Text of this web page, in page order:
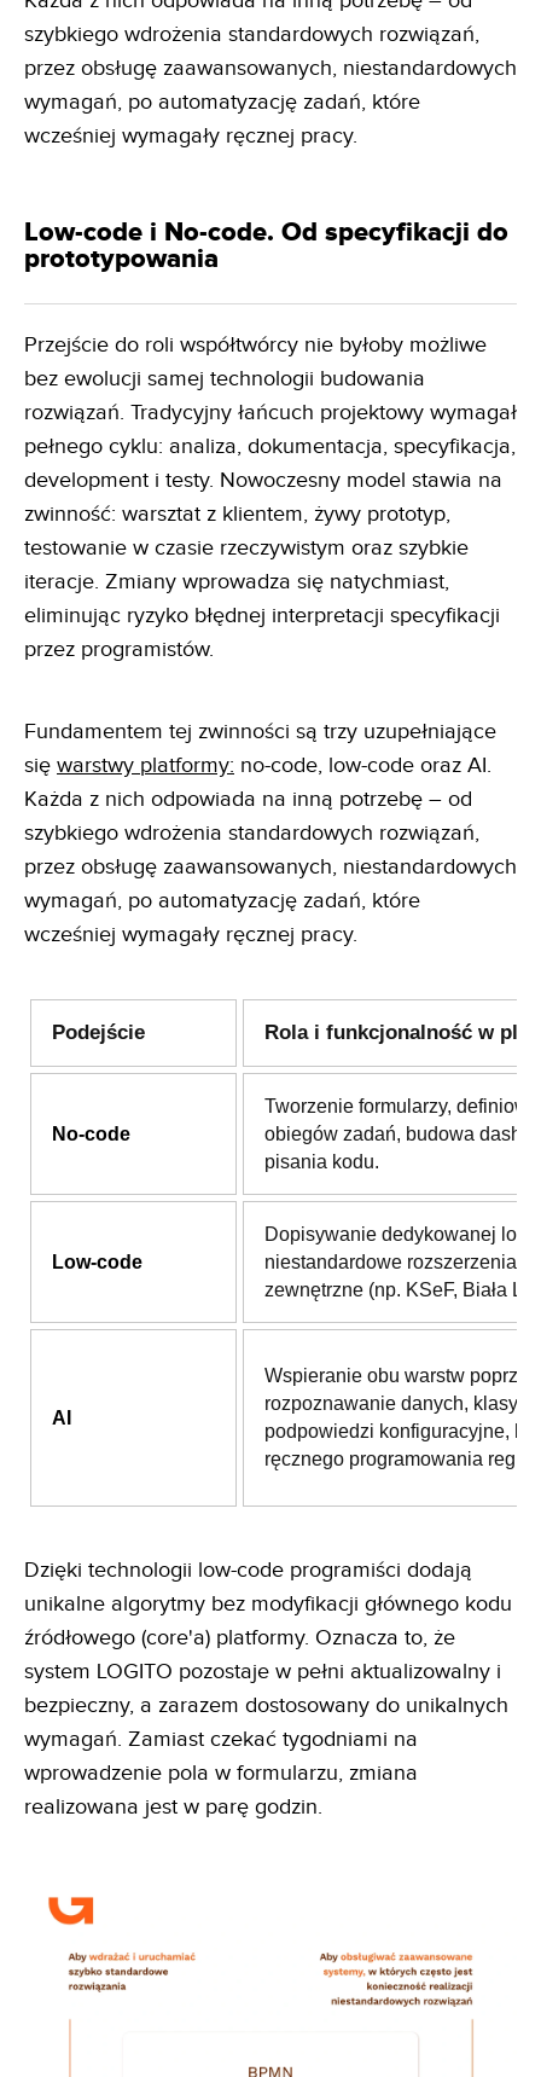
szybkiego wdrożenia standardowych rozwiązań,
przez obsługę zaawansowanych, niestandardowych
wymagań, po automatyzację zadań, które
wcześniej wymagały ręcznej pracy.
Low-code i No-code. Od specyfikacji do
prototypowania
Przejście do roli współtwórcy nie byłoby możliwe
bez ewolucji samej technologii budowania
rozwiązań. Tradycyjny łańcuch projektowy wymagał
pełnego cyklu: analiza, dokumentacja, specyfikacja,
development i testy. Nowoczesny model stawia na
zwinność: warsztat z klientem, żywy prototyp,
testowanie w czasie rzeczywistym oraz szybkie
iteracje. Zmiany wprowadza się natychmiast,
eliminując ryzyko błędnej interpretacji specyfikacji
przez programistów.
Fundamentem tej zwinności są trzy uzupełniające
się warstwy platformy: no-code, low-code oraz AI.
Każda z nich odpowiada na inną potrzebę – od
szybkiego wdrożenia standardowych rozwiązań,
przez obsługę zaawansowanych, niestandardowych
wymagań, po automatyzację zadań, które
wcześniej wymagały ręcznej pracy.
Podejście Rola i funkcjonalność w
No-code
Tworzenie formularzy,
obiegów zadań, budowa
pisania kodu.
Low-code
Dopisywanie dedykowanej
niestandardowe rozszerzenia i
zewnętrzne (np. KSeF, Biała
AI
Wspieranie obu warstw
rozpoznawanie danych,
podpowiedzi konfiguracyjne,
ręcznego programowania reguł.
Dzięki technologii low-code programiści dodają
unikalne algorytmy bez modyfikacji głównego kodu
źródłowego (core'a) platformy. Oznacza to, że
system LOGITO pozostaje w pełni aktualizowalny i
bezpieczny, a zarazem dostosowany do unikalnych
wymagań. Zamiast czekać tygodniami na
wprowadzenie pola w formularzu, zmiana
realizowana jest w parę godzin.